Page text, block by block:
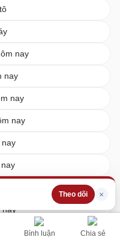
Bình luận Chia sẻ
Theo dõi ×
nay
nay
nay
nay
nay
nay